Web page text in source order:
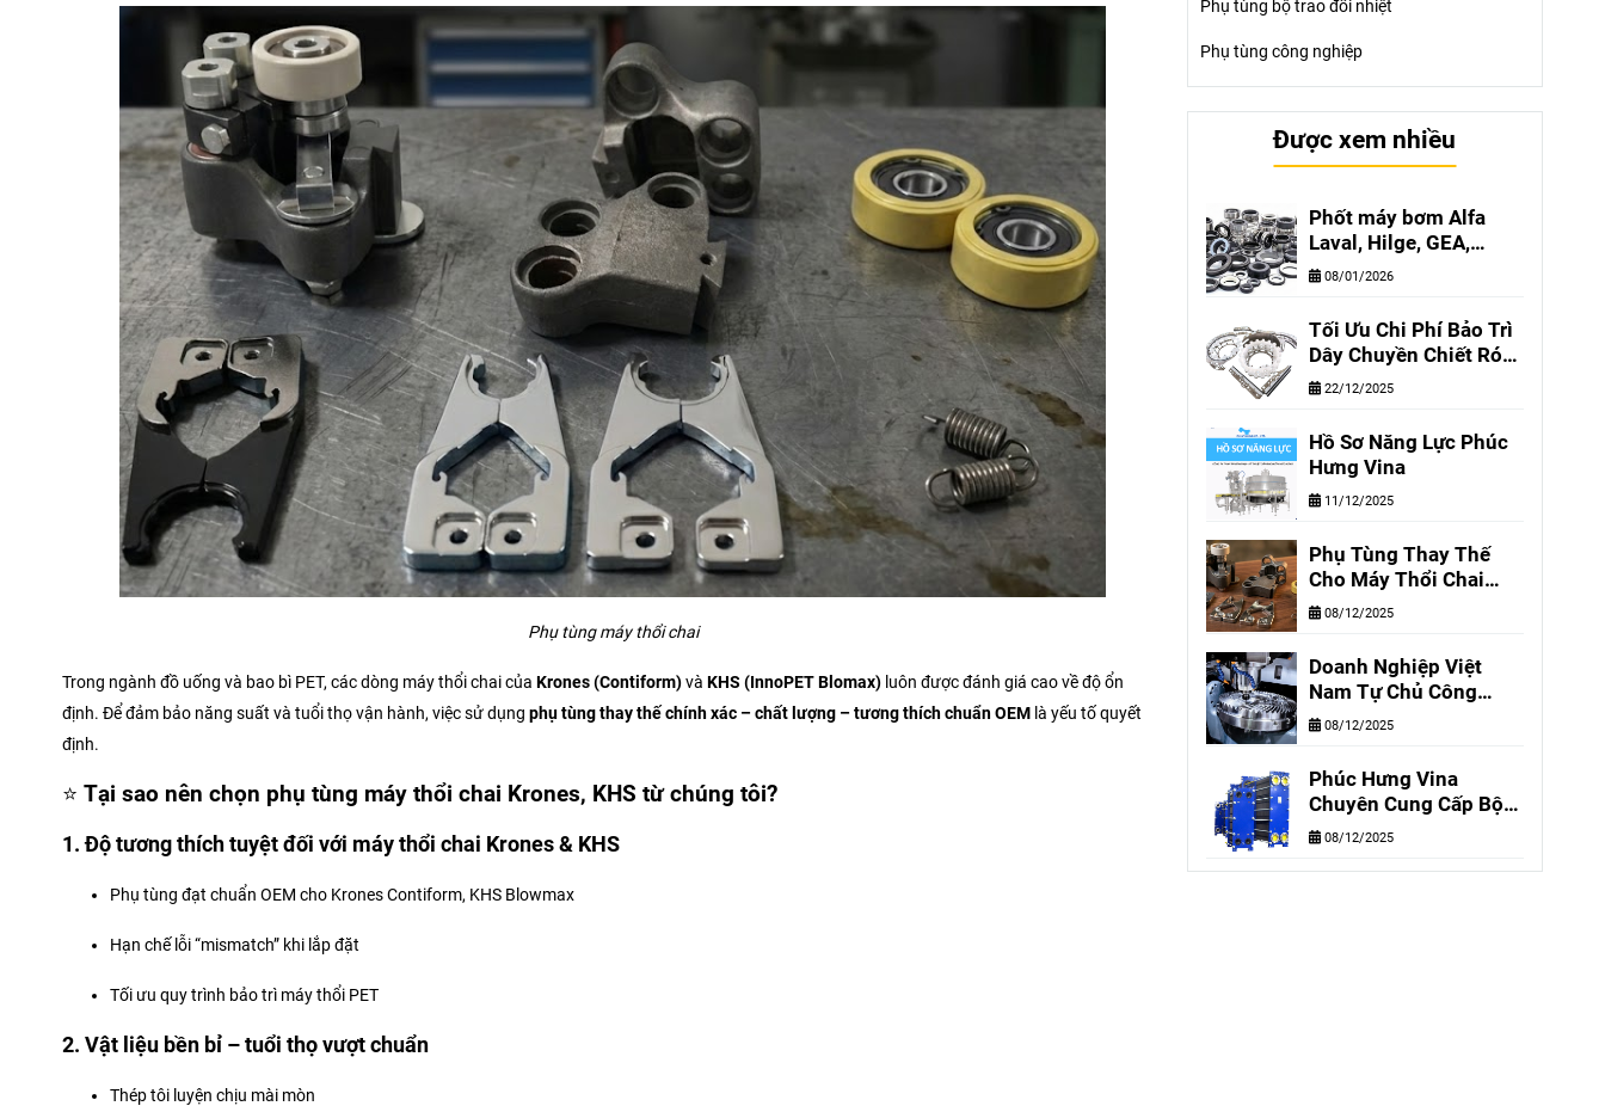
Phụ tùng máy thổi chai
Trong ngành đồ uống và bao bì PET, các dòng máy thổi chai của Krones (Contiform)và KHS (InnoPET Blomax) luôn được đánh giá cao về độ ổn
định. Để đảm bảo năng suất và tuổi thọ vận hành, việc sử dụng phụ tùng thay thế chính xác – chất lượng – tương thích chuẩn OEM là yếu tố quyết
định.
⭐ Tại sao nên chọn phụ tùng máy thổi chai Krones, KHS từ chúng tôi?
1. Độ tương thích tuyệt đối với máy thổi chai Krones & KHS
Phụ tùng đạt chuẩn OEM cho Krones Contiform, KHS Blowmax
Hạn chế lỗi “mismatch” khi lắp đặt
Tối ưu quy trình bảo trì máy thổi PET
2. Vật liệu bền bỉ – tuổi thọ vượt chuẩn
Thép tôi luyện chịu mài mòn
Phụ tùng bộ trao đổi nhiệt
Phụ tùng công nghiệp
Được xem nhiều
Phốt máy bơm Alfa
Laval, Hilge, GEA,
Grundfos, SIHI chính
cung cấp phốt bơm
công nghiệp tại Việt
Nam
08/01/2026
Tối Ưu Chi Phí Bảo Trì
Dây Chuyền Chiết Rót
Cùng Phúc Hưng
Tương Đương Chính
Hãng, Giá Giảm Đến
50%
22/12/2025
Hồ Sơ Năng Lực Phúc
Hưng Vina
11/12/2025
Phụ Tùng Thay Thế
Cho Máy Thổi Chai
Nhựa Krones, KHS,
08/12/2025
Doanh Nghiệp Việt
Nam Tự Chủ Công
Nghệ – Giải Pháp Tối
Thành
08/12/2025
Phúc Hưng Vina
Chuyên Cung Cấp Bộ
Trao Đổi Nhiệt & Phụ
Thay Thế Giá Tốt
08/12/2025